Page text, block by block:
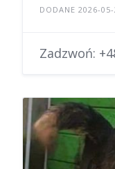
DODANE 2026-05-
Zadzwoń: